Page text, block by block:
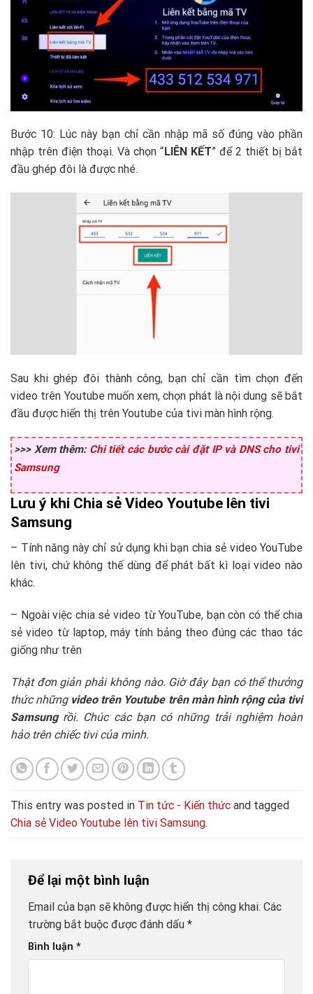
Bước 10: Lúc này bạn chỉ cần nhập mã số đúng vào phần
nhập trên điện thoại. Và chọn “ LIÊN KẾT” để 2 thiết bị bắt
đầu ghép đôi là được nhé.
Sau khi ghép đôi thành công, bạn chỉ cần tìm chọn đến
video trên Youtube muốn xem, chọn phát là nội dung sẽ bắt
đầu được hiển thị trên Youtube của tivi màn hình rộng.
>>> Xem thêm: Chi tiết các bước cài đặt IP và DNS cho tivi
Samsung
Lưu ý khi Chia sẻ Video Youtube lên tivi
Samsung
– Tính năng này chỉ sử dụng khi bạn chia sẻ video YouTube
lên tivi, chứ không thế dùng để phát bất kì loại video nào
khác.
– Ngoài việc chia sẻ video từ YouTube, bạn còn có thể chia
sẻ video từ laptop, máy tính bảng theo đúng các thao tác
giống như trên
Thật đơn giản phải không nào. Giờ đây bạn có thể thưởng
thức những video trên Youtube trên màn hình rộng của tivi
Samsungrồi. Chúc các bạn có những trải nghiệm hoàn
hảo trên chiếc tivi của mình.
This entry was posted in Tin tức - Kiến thức and tagged
Chia sẻ Video Youtube lên tivi Samsung.
Để lại một bình luận
Email của bạn sẽ không được hiển thị công khai. Các
trường bắt buộc được đánh dấu *
Bình luận *